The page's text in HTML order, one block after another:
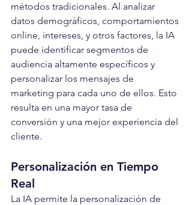
métodos tradicionales. Al analizar
datos demográficos, comportamientos
online, intereses, y otros factores, la IA
puede identificar segmentos de
audiencia altamente específicos y
personalizar los mensajes de
marketing para cada uno de ellos. Esto
resulta en una mayor tasa de
conversión y una mejor experiencia del
cliente.
Personalización en Tiempo
Real
La IA permite la personalización de